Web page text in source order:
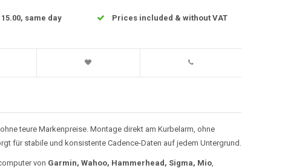
same day
Prices included & without VAT
teure Markenpreise. Montage direkt am Kurbelarm, ohne
für stabile und konsistente Cadence-Daten auf jedem Untergrund.
von Garmin, Wahoo, Hammerhead, Sigma, Mio,